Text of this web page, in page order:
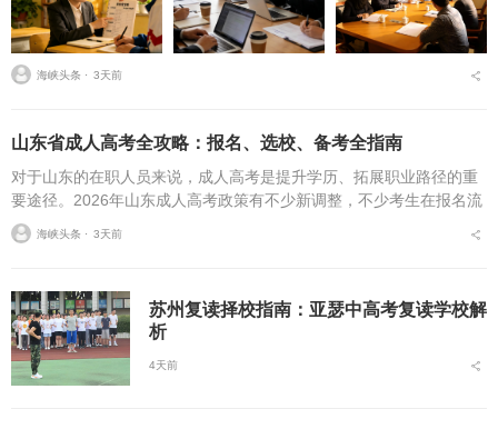
海峡头条 ⋅ 3天前
山东省成人高考全攻略：报名、选校、备考全指南
对于山东的在职人员来说，成人高考是提升学历、拓展职业路径的重
要途径。2026年山东成人高考政策有不少新调整，不少考生在报名流
程、条件筛选、院校选择等方面存在诸多疑问，本文将从报名全流
程、报考条件、院校...
海峡头条 ⋅ 3天前
苏州复读择校指南：亚瑟中高考复读学校解
析
4天前